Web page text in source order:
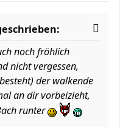
noch fröhlich
nicht vergessen,
der walkende
an dir vorbeizieht,
runter